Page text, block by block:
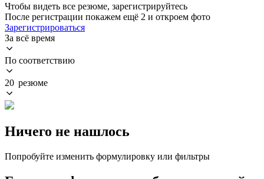
Чтобы видеть все резюме, зарегистрируйтесь
После регистрации покажем ещё 2 и откроем фото
Зарегистрироваться
За всё время
По соответствию
20 резюме
Ничего не нашлось
Попробуйте изменить формулировку или фильтры